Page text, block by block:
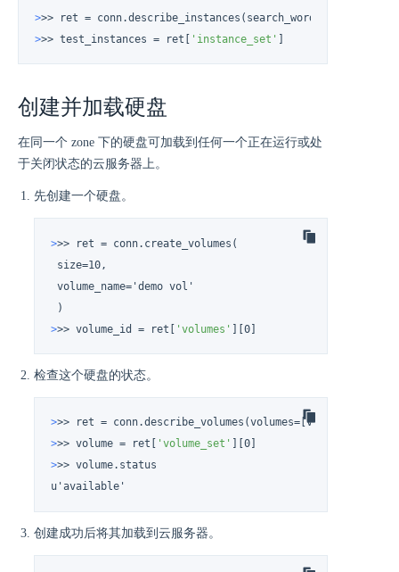
>>> ret = conn.describe_instances(search_word=
>>> test_instances = ret[ 'instance_set'
创建并加载硬盘
在同一个 zone 下的硬盘可加载到任何一个正在运行或处
于关闭状态的云服务器上。
先创建一个硬盘。
>>> ret = conn.create_volumes(
size=10,
volume_name='demo vol'
>>> volume_id = ret[ 'volumes' ][0]
检查这个硬盘的状态。
>>> ret = conn.describe_volumes(volumes=[volume_id])
>>> volume = ret[ 'volume_set'
][0]
>>> volume.status
u'available'
创建成功后将其加载到云服务器。